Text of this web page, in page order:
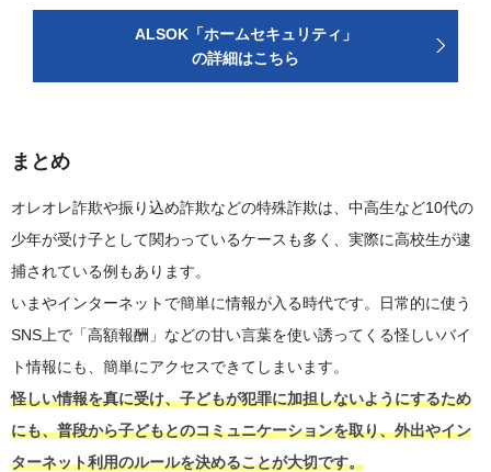
ALSOK「ホームセキュリティ」
の詳細はこちら
まとめ
オレオレ詐欺や振り込め詐欺などの特殊詐欺は、中高生など10代の
少年が受け子として関わっているケースも多く、実際に高校生が逮
捕されている例もあります。
いまやインターネットで簡単に情報が入る時代です。日常的に使う
SNS上で「高額報酬」などの甘い言葉を使い誘ってくる怪しいバイ
ト情報にも、簡単にアクセスできてしまいます。
怪しい情報を真に受け、子どもが犯罪に加担しないようにするため
にも、普段から子どもとのコミュニケーションを取り、外出やイン
ターネット利用のルールを決めることが大切です。